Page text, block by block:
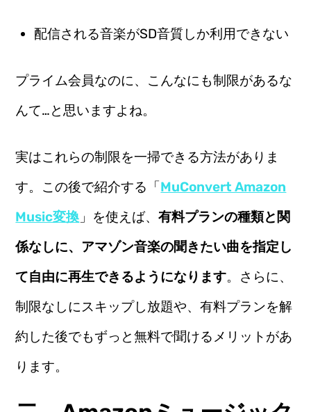
配信される音楽がSD音質しか利用できない
プライム会員なのに、こんなにも制限があるな
んて…と思いますよね。
実はこれらの制限を一掃できる方法がありま
す。この後で紹介する「MuConvert Amazon
Music変換 」を使えば、有料プランの種類と関
係なしに、アマゾン音楽の聞きたい曲を指定し
て自由に再生できるようになります。さらに、
制限なしにスキップし放題や、有料プランを解
約した後でもずっと無料で聞けるメリットがあ
ります。